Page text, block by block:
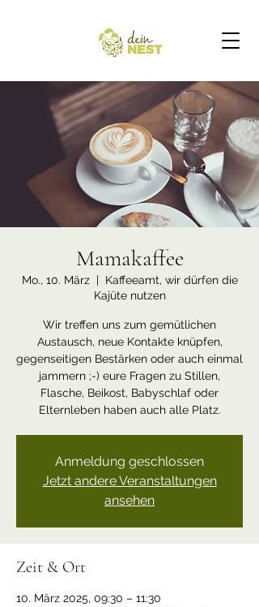
Mamakaffee
Mo., 10. März
  |
Kaffeeamt, wir dürfen die
Kajüte nutzen
Wir treffen uns zum gemütlichen
Austausch, neue Kontakte knüpfen,
gegenseitigen Bestärken oder auch einmal
jammern ;-) eure Fragen zu Stillen,
Flasche, Beikost, Babyschlaf oder
Elternleben haben auch alle Platz.
Anmeldung geschlossen
Jetzt andere Veranstaltungen
ansehen
Zeit & Ort
10. März 2025, 09:30 – 11:30